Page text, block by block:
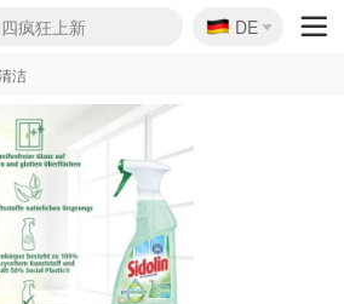
开抢！
疯狂上新
大促
折 随时失效
独家85折额外叠85折
闪促！每日更新
！5折起+叠9折
仅€192
🇩🇪
DE
洁